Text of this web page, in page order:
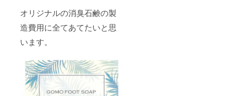
オリジナルの消臭石鹸の製
造費用に全てあてたいと思
います。